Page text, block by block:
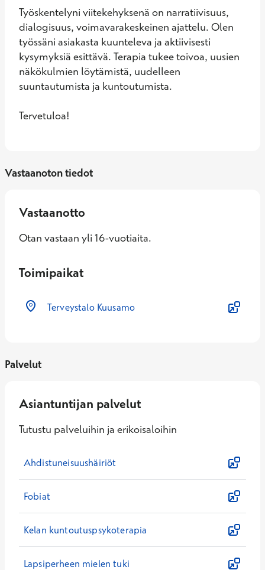
Työskentelyni viitekehyksenä on narratiivisuus,
dialogisuus, voimavarakeskeinen ajattelu. Olen
työssäni asiakasta kuunteleva ja aktiivisesti
kysymyksiä esittävä. Terapia tukee toivoa, uusien
näkökulmien löytämistä, uudelleen
suuntautumista ja kuntoutumista.
Tervetuloa!
Vastaanoton tiedot
Vastaanotto
Otan vastaan yli 16-vuotiaita.
Toimipaikat
Terveystalo Kuusamo
Palvelut
Asiantuntijan palvelut
Tutustu palveluihin ja erikoisaloihin
Ahdistuneisuushäiriöt
Fobiat
Kelan kuntoutuspsykoterapia
Lapsiperheen mielen tuki